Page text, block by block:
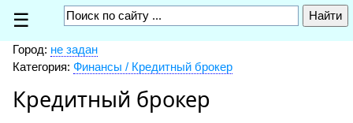
☰
Город: не задан
Категория: Финансы / Кредитный брокер
Кредитный брокер